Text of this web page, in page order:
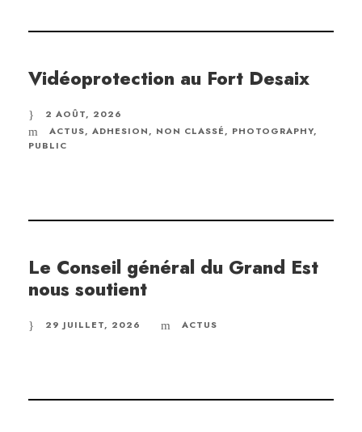
Vidéoprotection au Fort Desaix
2 AOÛT, 2026
ACTUS, ADHESION, NON CLASSÉ, PHOTOGRAPHY,
PUBLIC
Le Conseil général du Grand Est
nous soutient
29 JUILLET, 2026 ACTUS